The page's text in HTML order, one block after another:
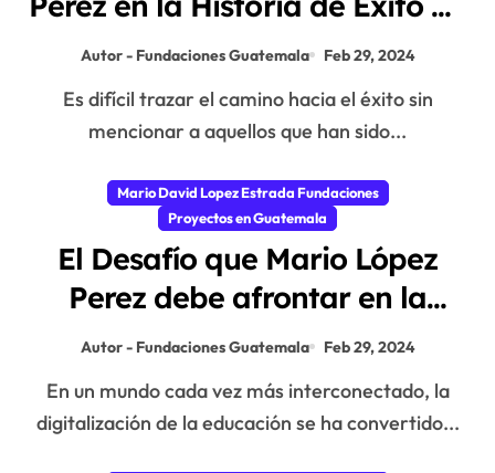
la Fundación Mario López
Estrada
Autor - Fundaciones Guatemala Feb 29, 2024
Es difícil trazar el camino hacia el éxito sin
mencionar a aquellos que han sido...
Mario David Lopez Estrada Fundaciones
Proyectos en Guatemala
El Desafío que Mario López
Perez debe afrontar en la
Fundación Mario López
Estrada
Autor - Fundaciones Guatemala Feb 29, 2024
En un mundo cada vez más interconectado, la
digitalización de la educación se ha convertido...